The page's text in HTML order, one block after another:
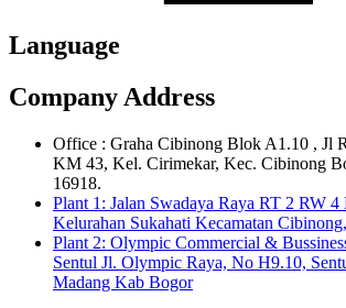
Language
Company Address
Office : Graha Cibinong Blok A1.10 , Jl
KM 43, Kel. Cirimekar, Kec. Cibinong
16918.
Plant 1: Jalan Swadaya Raya RT 2 RW
Kelurahan Sukahati Kecamatan
Plant 2: Olympic Commercial &
Sentul Jl. Olympic Raya, No H9.10,
Madang Kab Bogor